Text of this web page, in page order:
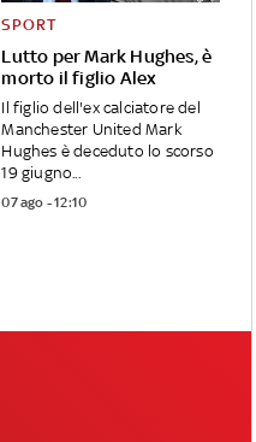
Lutto per Mark Hughes, è
morto il figlio Alex
SPORT
Il figlio dell'ex calciatore del
Manchester United Mark
Hughes è deceduto lo scorso
19 giugno...
07 ago - 12:10